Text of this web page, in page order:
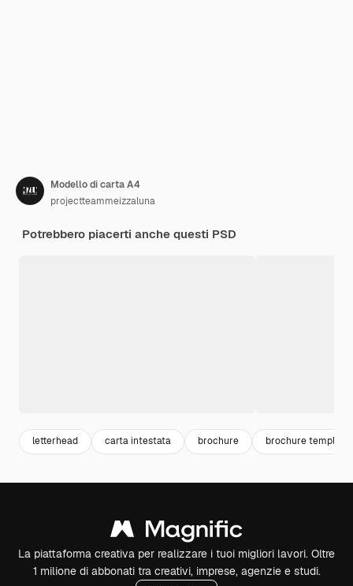
Modello di carta A4
projectteammeizzaluna
Potrebbero piacerti anche questi PSD
letterhead carta intestata brochure brochure template
La piattaforma creativa per realizzare i tuoi migliori lavori. Oltre
1 milione di abbonati tra creativi, imprese, agenzie e studi.